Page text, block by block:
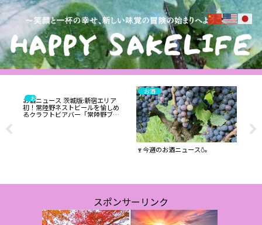
お酒
お酒ニュース 茨城版:新宿エリア
初！常陸野ネストビールを愉しめ
るクラフトビアバー「常陸野ブル
お酒
🍷今週のお酒ニュース🍶
スポンサーリンク